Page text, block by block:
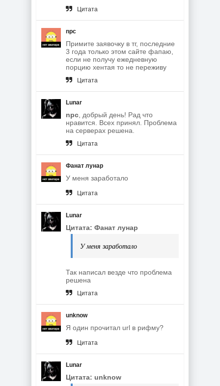
Цитата
npc
Примите заявочку в тг, последние
3 года только этом сайте фапаю,
если не получу ежедневную
порцию хентая то не переживу
Цитата
Lunar
npc , добрый день! Рад что
нравится. Всех принял. Проблема
на серверах решена.
Цитата
Фанат лунар
У меня заработало
Цитата
Lunar
Цитата: Фанат лунар
У меня заработало
Так написал везде что проблема
решена
Цитата
unknow
Я один прочитал url в рифму?
Цитата
Lunar
Цитата: unknow